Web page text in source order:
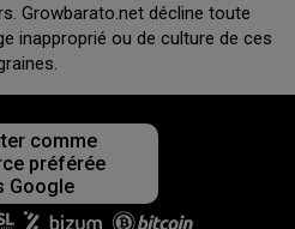
Growbarato.net décline toute
inapproprié ou de culture de ces
comme
préférée
Google